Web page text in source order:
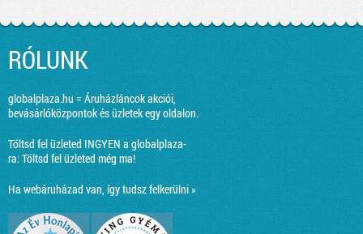
RÓLUNK
globalplaza.hu = Áruházláncok akciói,
bevásárlóközpontok és üzletek egy oldalon.
Töltsd fel üzleted INGYEN a globalplaza-
ra:Töltsd fel üzleted még ma!
Ha webáruházad van, így tudsz felkerülni »